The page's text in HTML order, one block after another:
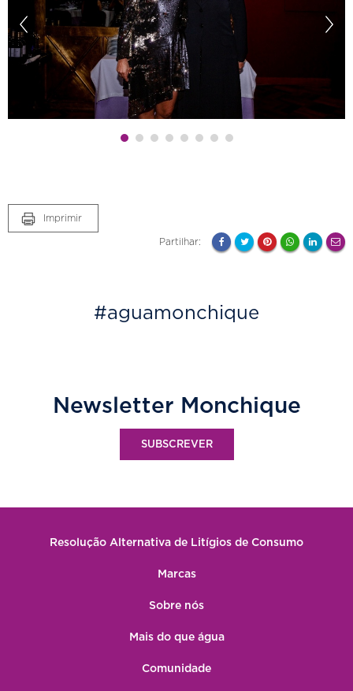
Imprimir
Partilhar:
#aguamonchique
Newsletter Monchique
SUBSCREVER
Resolução Alternativa de Litígios de Consumo
Marcas
Sobre nós
Mais do que água
Comunidade